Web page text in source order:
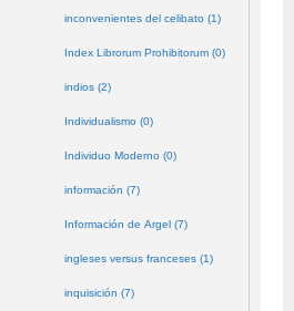
inconvenientes del celibato (1)
Index Librorum Prohibitorum (0)
indios (2)
Individualismo (0)
Individuo Moderno (0)
información (7)
Información de Argel (7)
ingleses versus franceses (1)
inquisición (7)